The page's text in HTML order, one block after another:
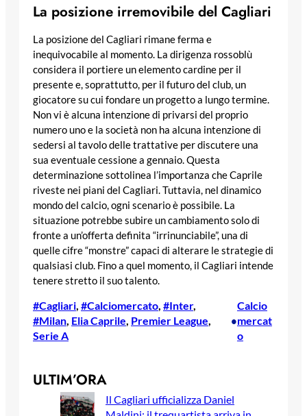
La posizione irremovibile del Cagliari
La posizione del Cagliari rimane ferma e
inequivocabile al momento. La dirigenza rossoblù
considera il portiere un elemento cardine per il
presente e, soprattutto, per il futuro del club, un
giocatore su cui fondare un progetto a lungo termine.
Non vi è alcuna intenzione di privarsi del proprio
numero uno e la società non ha alcuna intenzione di
sedersi al tavolo delle trattative per discutere una
sua eventuale cessione a gennaio. Questa
determinazione sottolinea l’importanza che Caprile
riveste nei piani del Cagliari. Tuttavia, nel dinamico
mondo del calcio, ogni scenario è possibile. La
situazione potrebbe subire un cambiamento solo di
fronte a un’offerta definita “irrinunciabile”, una di
quelle cifre “monstre” capaci di alterare le strategie di
qualsiasi club. Fino a quel momento, il Cagliari intende
tenere stretto il suo talento.
#Cagliari, #Calciomercato, #Inter
#Milan, Elia Caprile, Premier League
Serie A
•
Calcio
mercat
o
ULTIM’ORA
Il Cagliari ufficializza Daniel